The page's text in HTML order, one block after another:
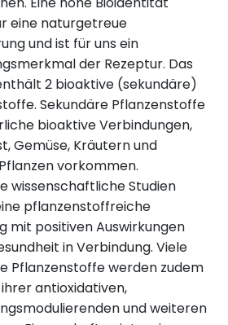
eine naturgetreue
und ist für uns ein
der Rezeptur. Das
2 bioaktive (sekundäre)
Sekundäre Pflanzenstoffe
bioaktive Verbindungen,
Gemüse, Kräutern und
vorkommen.
wissenschaftliche Studien
pflanzenstoffreiche
mit positiven Auswirkungen
in Verbindung. Viele
Pflanzenstoffe werden zudem
antioxidativen,
und weiteren